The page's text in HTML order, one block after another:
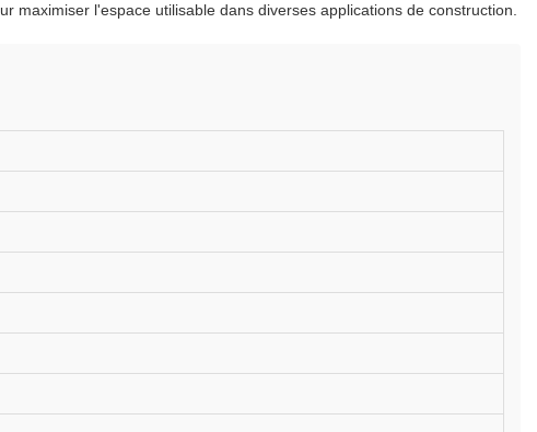
l'espace utilisable dans diverses applications de construction.